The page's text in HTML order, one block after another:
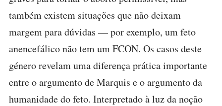
também existem situações que não deixam
margem para dúvidas — por exemplo, um feto
anencefálico não tem um FCON. Os casos deste
género revelam uma diferença prática importante
entre o argumento de Marquis e o argumento da
humanidade do feto. Interpretado à luz da noção